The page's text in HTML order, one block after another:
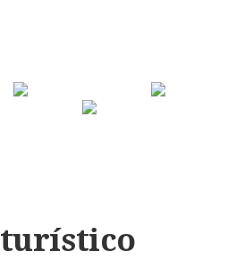
turístico